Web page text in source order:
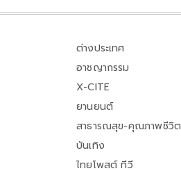
ต่างประเทศ
อาชญากรรม
X-CITE
ยานยนต์
สาธารณสุข-คุณภาพชีวิต
บันเทิง
ไทยโพสต์ ทีวี